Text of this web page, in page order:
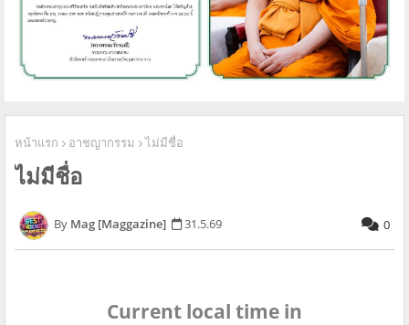
หน้าแรก อาชญากรรม ไม่มีชื่อ
ไม่มีชื่อ
Mag [Maggazine] 31.5.69 0
Current local time in